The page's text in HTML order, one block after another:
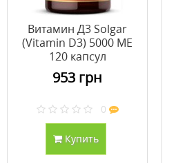
Витамин Д3 Solgar
(Vitamin D3) 5000 МЕ
120 капсул
953 грн
0
Купить